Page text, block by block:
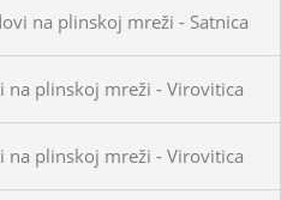
na plinskoj mreži - Satnica
plinskoj mreži - Virovitica
plinskoj mreži - Virovitica